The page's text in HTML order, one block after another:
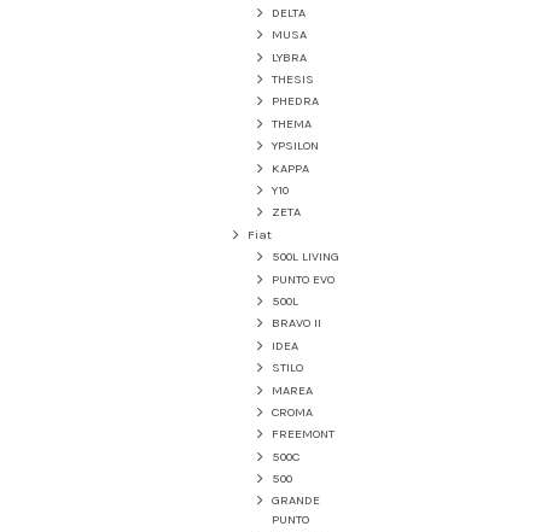
DELTA
MUSA
LYBRA
THESIS
PHEDRA
THEMA
YPSILON
KAPPA
Y10
ZETA
Fiat
500L LIVING
PUNTO EVO
500L
BRAVO II
IDEA
STILO
MAREA
CROMA
FREEMONT
500C
500
GRANDE
PUNTO